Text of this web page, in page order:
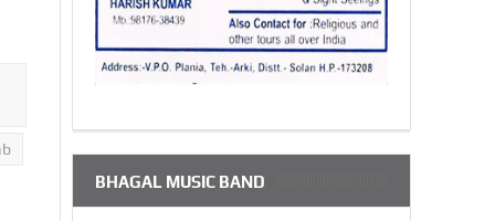
BHAGAL MUSIC BAND